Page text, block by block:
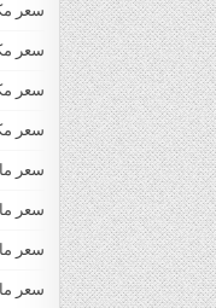
سعر
سعر
سعر
سعر
سعر
سعر
سعر
سعر